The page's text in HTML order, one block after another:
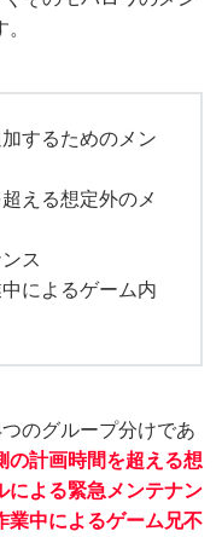
するためのメン
える想定外のメ
ス
によるゲーム内
のグループ分けであ
の計画時間を超える想
による緊急メンテナン
業中によるゲーム兄不